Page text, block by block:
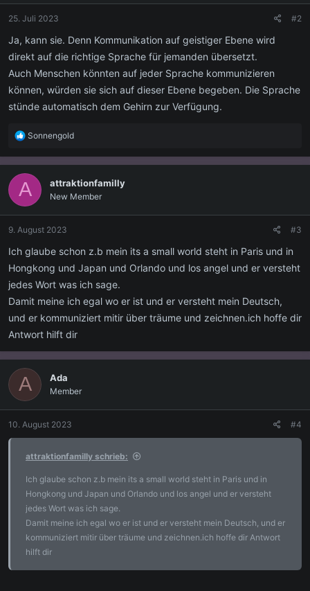
25. Juli 2023 #2
Ja, kann sie. Denn Kommunikation auf geistiger Ebene wird
direkt auf die richtige Sprache für jemanden übersetzt.
Auch Menschen könnten auf jeder Sprache kommunizieren
können, würden sie sich auf dieser Ebene begeben. Die Sprache
stünde automatisch dem Gehirn zur Verfügung.
R
a
k
t
o
e
:
Sonnengold
A attraktionfamilly
New Member
9. August 2023 #3
Ich glaube schon z.b mein its a small world steht in Paris und in
Hongkong und Japan und Orlando und los angel und er versteht
jedes Wort was ich sage.
Damit meine ich egal wo er ist und er versteht mein Deutsch,
und er kommuniziert mitir über träume und zeichnen.ich hoffe dir
Antwort hilft dir
A Ada
Member
10. August 2023 #4
attraktionfamilly schrieb:
Ich glaube schon z.b mein its a small world steht in Paris und in
Hongkong und Japan und Orlando und los angel und er versteht
jedes Wort was ich sage.
Damit meine ich egal wo er ist und er versteht mein Deutsch, und er
kommuniziert mitir über träume und zeichnen.ich hoffe dir Antwort
hilft dir